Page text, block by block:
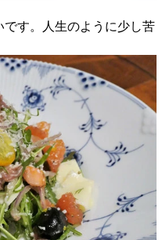
す。人生のように少し苦